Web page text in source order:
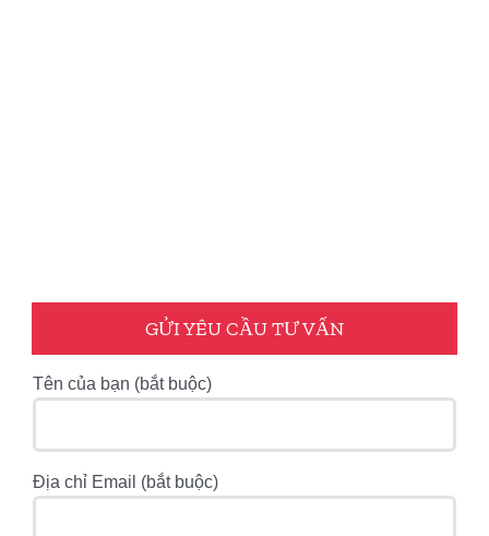
GỬI YÊU CẦU TƯ VẤN
Tên của bạn (bắt buộc)
Địa chỉ Email (bắt buộc)